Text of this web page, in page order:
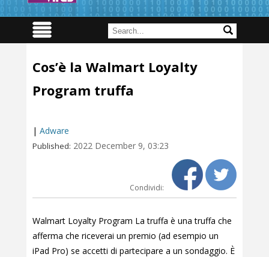
Cos’è la Walmart Loyalty
Program truffa
| Adware
Published: 2022 December 9, 03:23
Condividi:
Walmart Loyalty Program La truffa è una truffa che
afferma che riceverai un premio (ad esempio un
iPad Pro) se accetti di partecipare a un sondaggio. È